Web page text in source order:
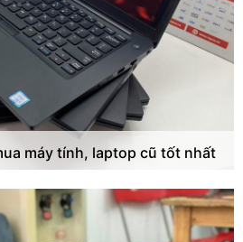
máy tính, laptop cũ tốt nhất